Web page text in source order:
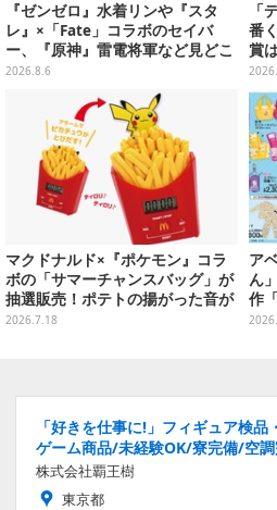
『ゼンゼロ』水着リンや『スタ
レ』×「Fate」コラボのセイバ
ー、『原神』雷電将軍など見どこ
ろ満載！「ワンフェス」に出展の
「HoYoverse」関連フィギュアを
ご紹介【WF2026】
2026.8.6
「
番
賞
ド
マクドナルド×『ポケモン』コラ
ボの「サマーチャンスバッグ」が
抽選販売！ポテトの揚がった音が
流れる「とびだすピカチュウ ポテ
2026.7.18
ア
ん
作
や
マ
「好きを仕事に!」フィギュア検
ゲーム商品/未経験OK/寮完備/空
株式会社覇王樹
東京都